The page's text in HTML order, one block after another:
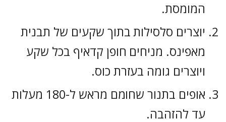
המומסת.
יוצרים סלסילות בתוך שקעים של תבנית
מאפינס. מניחים חופן קדאיף בכל שקע
ויוצרים גומה בעזרת כוס.
אופים בתנור שחומם מראש ל-180 מעלות
עד להזהבה.